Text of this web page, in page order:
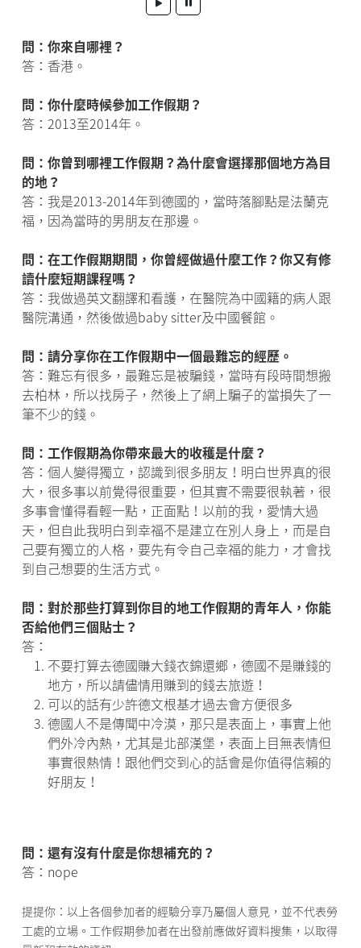
問：你來自哪裡？
答：香港。
問：你什麼時候參加工作假期？
答：2013至2014年。
問：你曾到哪裡工作假期？為什麼會選擇那個地方為目
的地？
答：我是2013-2014年到德國的，當時落腳點是法蘭克
福，因為當時的男朋友在那邊。
問：在工作假期期間，你曾經做過什麼工作？你又有修
讀什麼短期課程嗎？
答：我做過英文翻譯和看護，在醫院為中國籍的病人跟
醫院溝通，然後做過baby sitter及中國餐館。
問：請分享你在工作假期中一個最難忘的經歷。
答：難忘有很多，最難忘是被騙錢，當時有段時間想搬
去柏林，所以找房子，然後上了網上騙子的當損失了一
筆不少的錢。
問：工作假期為你帶來最大的收穫是什麼？
答：個人變得獨立，認識到很多朋友！明白世界真的很
大，很多事以前覺得很重要，但其實不需要很執著，很
多事會懂得看輕一點，正面點！以前的我，愛情大過
天，但自此我明白到幸福不是建立在別人身上，而是自
己要有獨立的人格，要先有令自己幸福的能力，才會找
到自己想要的生活方式。
問：對於那些打算到你目的地工作假期的青年人，你能
否給他們三個貼士？
答：
不要打算去德國賺大錢衣錦還鄉，德國不是賺錢的
地方，所以請儘情用賺到的錢去旅遊！
可以的話有少許德文根基才過去會方便很多
德國人不是傳聞中冷漠，那只是表面上，事實上他
們外冷內熱，尤其是北部漢堡，表面上目無表情但
事實很熱情！跟他們交到心的話會是你值得信賴的
好朋友！
問：還有沒有什麼是你想補充的？
答：nope
提提你：以上各個參加者的經驗分享乃屬個人意見，並不代表勞
工處的立場。工作假期參加者在出發前應做好資料搜集，以取得